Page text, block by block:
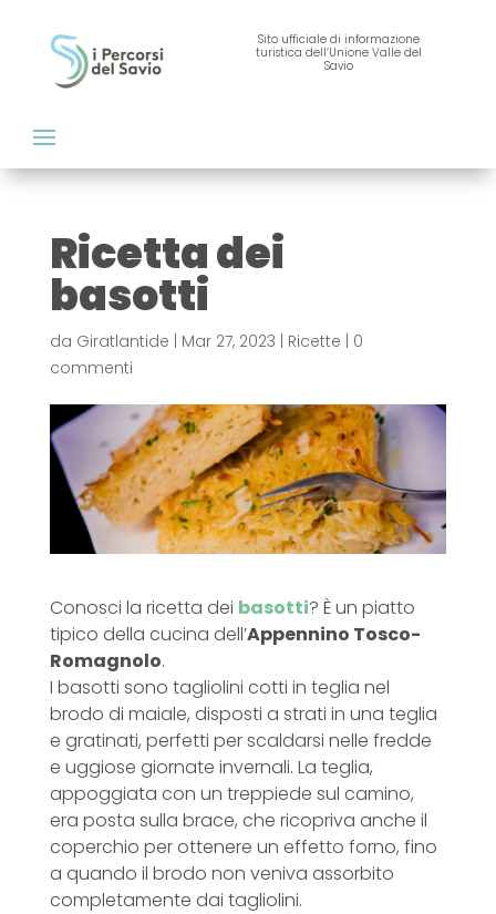
Sito ufficiale di informazione
turistica dell’Unione Valle del
Savio
Ricetta dei
basotti
da Giratlantide Mar 27, 2023 Ricette
0
commenti
Conosci la ricetta dei basotti? È un piatto
tipico della cucina dell’Appennino Tosco-
Romagnolo.
I basotti sono tagliolini cotti in teglia nel
brodo di maiale, disposti a strati in una teglia
e gratinati, perfetti per scaldarsi nelle fredde
e uggiose giornate invernali. La teglia,
appoggiata con un treppiede sul camino,
era posta sulla brace, che ricopriva anche il
coperchio per ottenere un effetto forno, fino
a quando il brodo non veniva assorbito
completamente dai tagliolini.